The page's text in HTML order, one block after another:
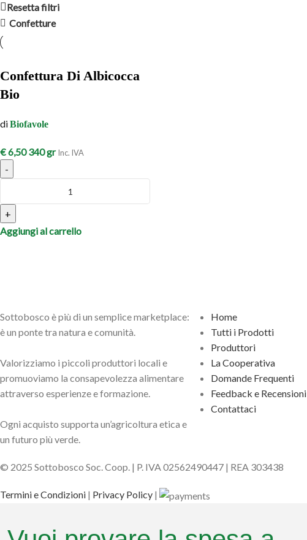
Resetta filtri
Confetture
Confettura Di Albicocca
Bio
diBiofavole
€6,50 340 gr Inc. IVA
-
+
Aggiungi al carrello
Sottobosco è più di un semplice marketplace:
è un ponte tra natura e comunità.
Valorizziamo i piccoli produttori locali e
promuoviamo la consapevolezza alimentare
attraverso esperienze e formazione.
Ogni acquisto supporta un’agricoltura etica e
un futuro più verde.
Home
Tutti i Prodotti
Produttori
La Cooperativa
Domande Frequenti
Feedback e Recensioni
Contattaci
© 2025 Sottobosco Soc. Coop. | P. IVA 02562490447 | REA 303438
Termini e Condizioni | Privacy Policy |